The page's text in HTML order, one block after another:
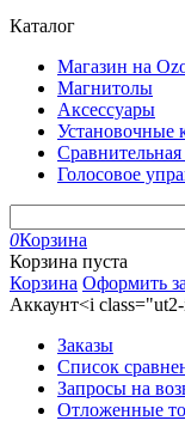
Каталог
Магазин на
Магнитолы
Аксессуары
Установочные
Сравнительная
Голосовое
0Корзина
Корзина пуста
Корзина Оформить
Аккаунт<i
Заказы
Список
Запросы на
Отложенные